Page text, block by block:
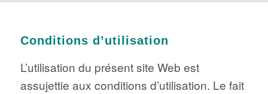
Conditions d’utilisation
L’utilisation du présent site Web est
assujettie aux conditions d’utilisation. Le fait